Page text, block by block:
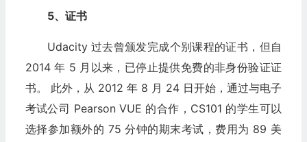
5、证书
Udacity 过去曾颁发完成个别课程的证书，但自
2014 年 5 月以来，已停止提供免费的非身份验证证
书。 此外，从 2012 年 8 月 24 日开始，通过与电子
考试公司 Pearson VUE 的合作，CS101 的学生可以
选择参加额外的 75 分钟的期末考试，费用为 89 美